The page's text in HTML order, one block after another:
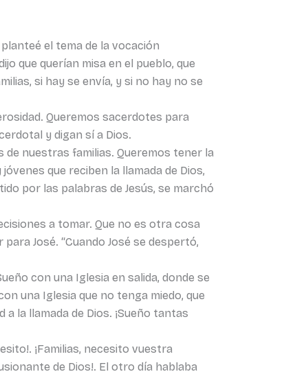
el tema de la vocación
que querían misa en el pueblo, que
si hay se envía, y si no hay no se
Queremos sacerdotes para
y digan sí a Dios.
nuestras familias. Queremos tener la
que reciben la llamada de Dios,
por las palabras de Jesús, se marchó
a tomar. Que no es otra cosa
José. “Cuando José se despertó,
con una Iglesia en salida, donde se
una Iglesia que no tenga miedo, que
la llamada de Dios. ¡Sueño tantas
¡Familias, necesito vuestra
de Dios!. El otro día hablaba